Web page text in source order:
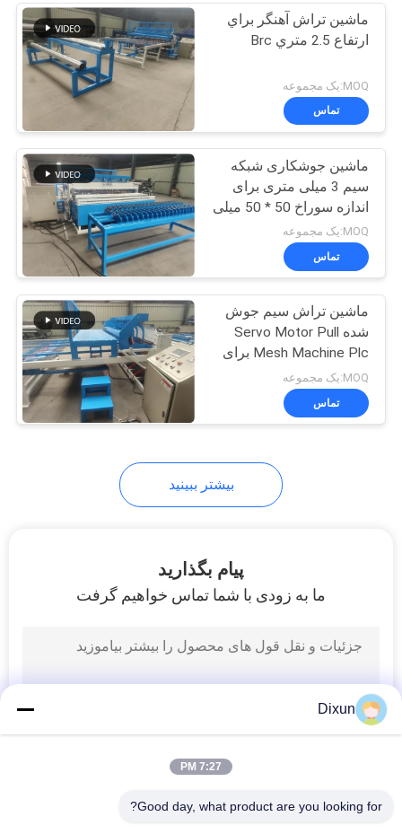
دستگاه جوش مش
رول
23
دستگاه مش جوش
داده شده
25
دستگاه جوشکاری
دستگاه سیم خاردار
تیغ
21
ماشين تراش آهنگر براي
ارتفاع 2.5 متري Brc
MOQ:یک مجموعه
تماس
ماشین جوشکاری شبکه
سیم 3 میلی متری برای
اندازه سوراخ 50 * 50 میلی
متری
MOQ:یک مجموعه
تماس
ماشین تراش سیم جوش
شده Servo Motor Pull
Mesh Machine Plc برای
قطر 3mm
MOQ:یک مجموعه
تماس
بیشتر ببینید
پیام بگذارید
ما به زودی با شما تماس خواهیم گرفت
Dixun
7:27 PM
Good day, what product are you looking for?